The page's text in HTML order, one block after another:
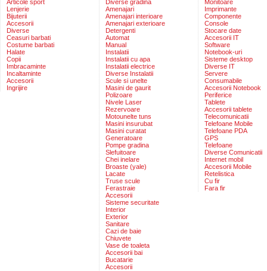
Articole sport
Lenjerie
Bijuterii
Accesorii
Diverse
Ceasuri barbati
Costume barbati
Halate
Copii
Imbracaminte
Incaltaminte
Accesorii
Ingrijire
Diverse gradina
Amenajari
Amenajari interioare
Amenajari exterioare
Detergenti
Automat
Manual
Instalatii
Instalatii cu apa
Instalatii electrice
Diverse Instalatii
Scule si unelte
Masini de gaurit
Polizoare
Nivele Laser
Rezervoare
Motounelte tuns
Masini insurubat
Masini curatat
Generatoare
Pompe gradina
Slefuitoare
Chei inelare
Broaste (yale)
Lacate
Truse scule
Ferastraie
Accesorii
Sisteme securitate
Interior
Exterior
Sanitare
Cazi de baie
Chiuvete
Vase de toaleta
Accesorii bai
Bucatarie
Accesorii
Monitoare
Imprimante
Componente
Console
Stocare date
Accesorii IT
Software
Notebook-uri
Sisteme desktop
Diverse IT
Servere
Consumabile
Accesorii Notebook
Periferice
Tablete
Accesorii tablete
Telecomunicatii
Telefoane Mobile
Telefoane PDA
GPS
Telefoane
Diverse Comunicatii
Internet mobil
Accesorii Mobile
Retelistica
Cu fir
Fara fir